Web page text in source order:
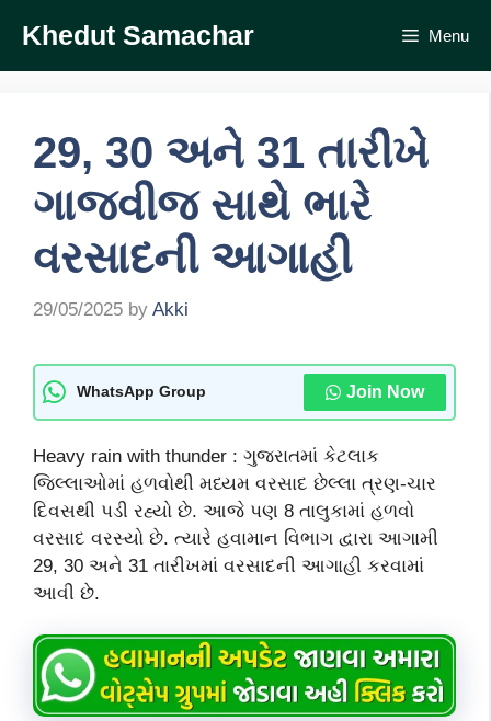
content
Khedut Samachar Menu
29, 30 અને 31 તારીખે
ગાજવીજ સાથે ભારે
વરસાદની આગાહી
29/05/2025 by Akki
WhatsApp Group Join Now
Heavy rain with thunder : ગુજરાતમાં કેટલાક
જિલ્લાઓમાં હળવોથી મધ્યમ વરસાદ છેલ્લા ત્રણ-ચાર
દિવસથી પડી રહ્યો છે. આજે પણ 8 તાલુકામાં હળવો
વરસાદ વરસ્યો છે. ત્યારે હવામાન વિભાગ દ્વારા આગામી
29, 30 અને 31 તારીખમાં વરસાદની આગાહી કરવામાં
આવી છે.